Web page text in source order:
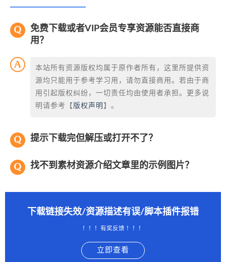
免费下载或者VIP会员专享资源能否直接商
用？
本站所有资源版权均属于原作者所有，这里所提供资
源均只能用于参考学习用，请勿直接商用。若由于商
用引起版权纠纷，一切责任均由使用者承担。更多说
明请参考【 版权声明 】。
提示下载完但解压或打开不了？
找不到素材资源介绍文章里的示例图片？
下载链接失效/资源描述有误/脚本插件报错
！！！有奖反馈 ！！！
立即查看